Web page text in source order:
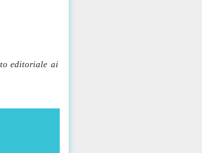
editoriale ai